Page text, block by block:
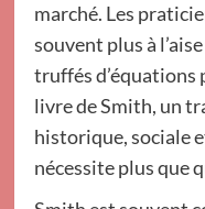
marché. Les
souvent plus à
truffés d’équations
livre de Smith, un
historique, sociale
nécessite plus que